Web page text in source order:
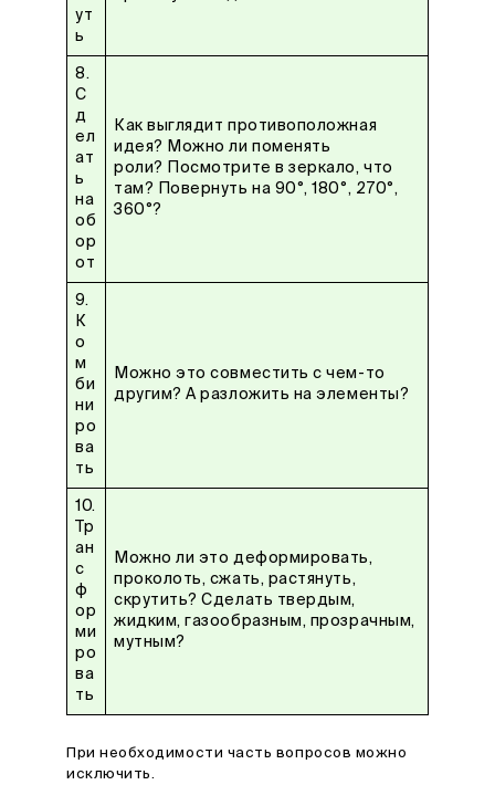
ут
ь
8.
С
д
ел
ат
ь
на
об
ор
от
Как выглядит противоположная
идея? Можно ли поменять
роли? Посмотрите в зеркало, что
там? Повернуть на 90°, 180°, 270°,
360°?
9.
К
о
м
би
ни
ро
ва
ть
Можно это совместить с чем-то
другим? А разложить на элементы?
10.
Тр
ан
с
ф
ор
ми
ро
ва
ть
Можно ли это деформировать,
проколоть, сжать, растянуть,
скрутить? Сделать твердым,
жидким, газообразным, прозрачным,
мутным?
При необходимости часть вопросов можно
исключить.